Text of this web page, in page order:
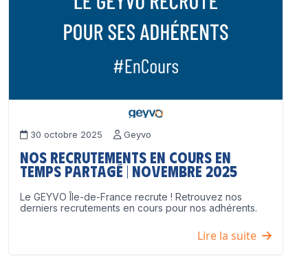
30 octobre 2025 Geyvo
Nos recrutements en cours en
temps partagé | Novembre 2025
Le GEYVO Île-de-France recrute ! Retrouvez nos
derniers recrutements en cours pour nos adhérents.
Lire la suite